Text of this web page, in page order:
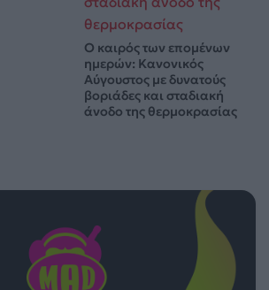
Ο καιρός των επομένων
ημερών: Κανονικός
Αύγουστος με δυνατούς
βοριάδες και σταδιακή
άνοδο της θερμοκρασίας